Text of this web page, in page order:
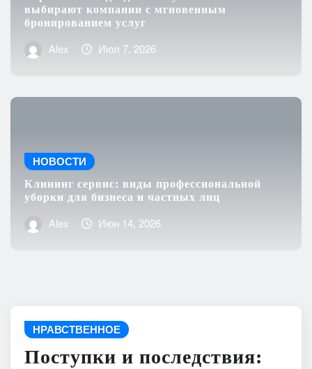
выбирают компании с мгновенным
бронированием услуг
Alex Июл 7, 2026
НОВОСТИ
Клининг сервис: виды профессиональной
уборки для бизнеса и частных лиц
Alex Июн 14, 2026
НРАВСТВЕННОЕ
Поступки и последствия: